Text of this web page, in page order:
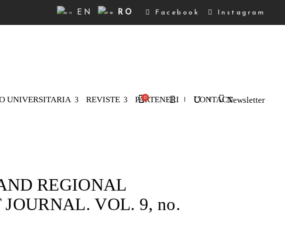
EN RO Facebook Instagram
UNIVERSITARIA REVISTE PARTENERI CONTACT
0 Newsletter
REGIONAL
VOL. 9, no.